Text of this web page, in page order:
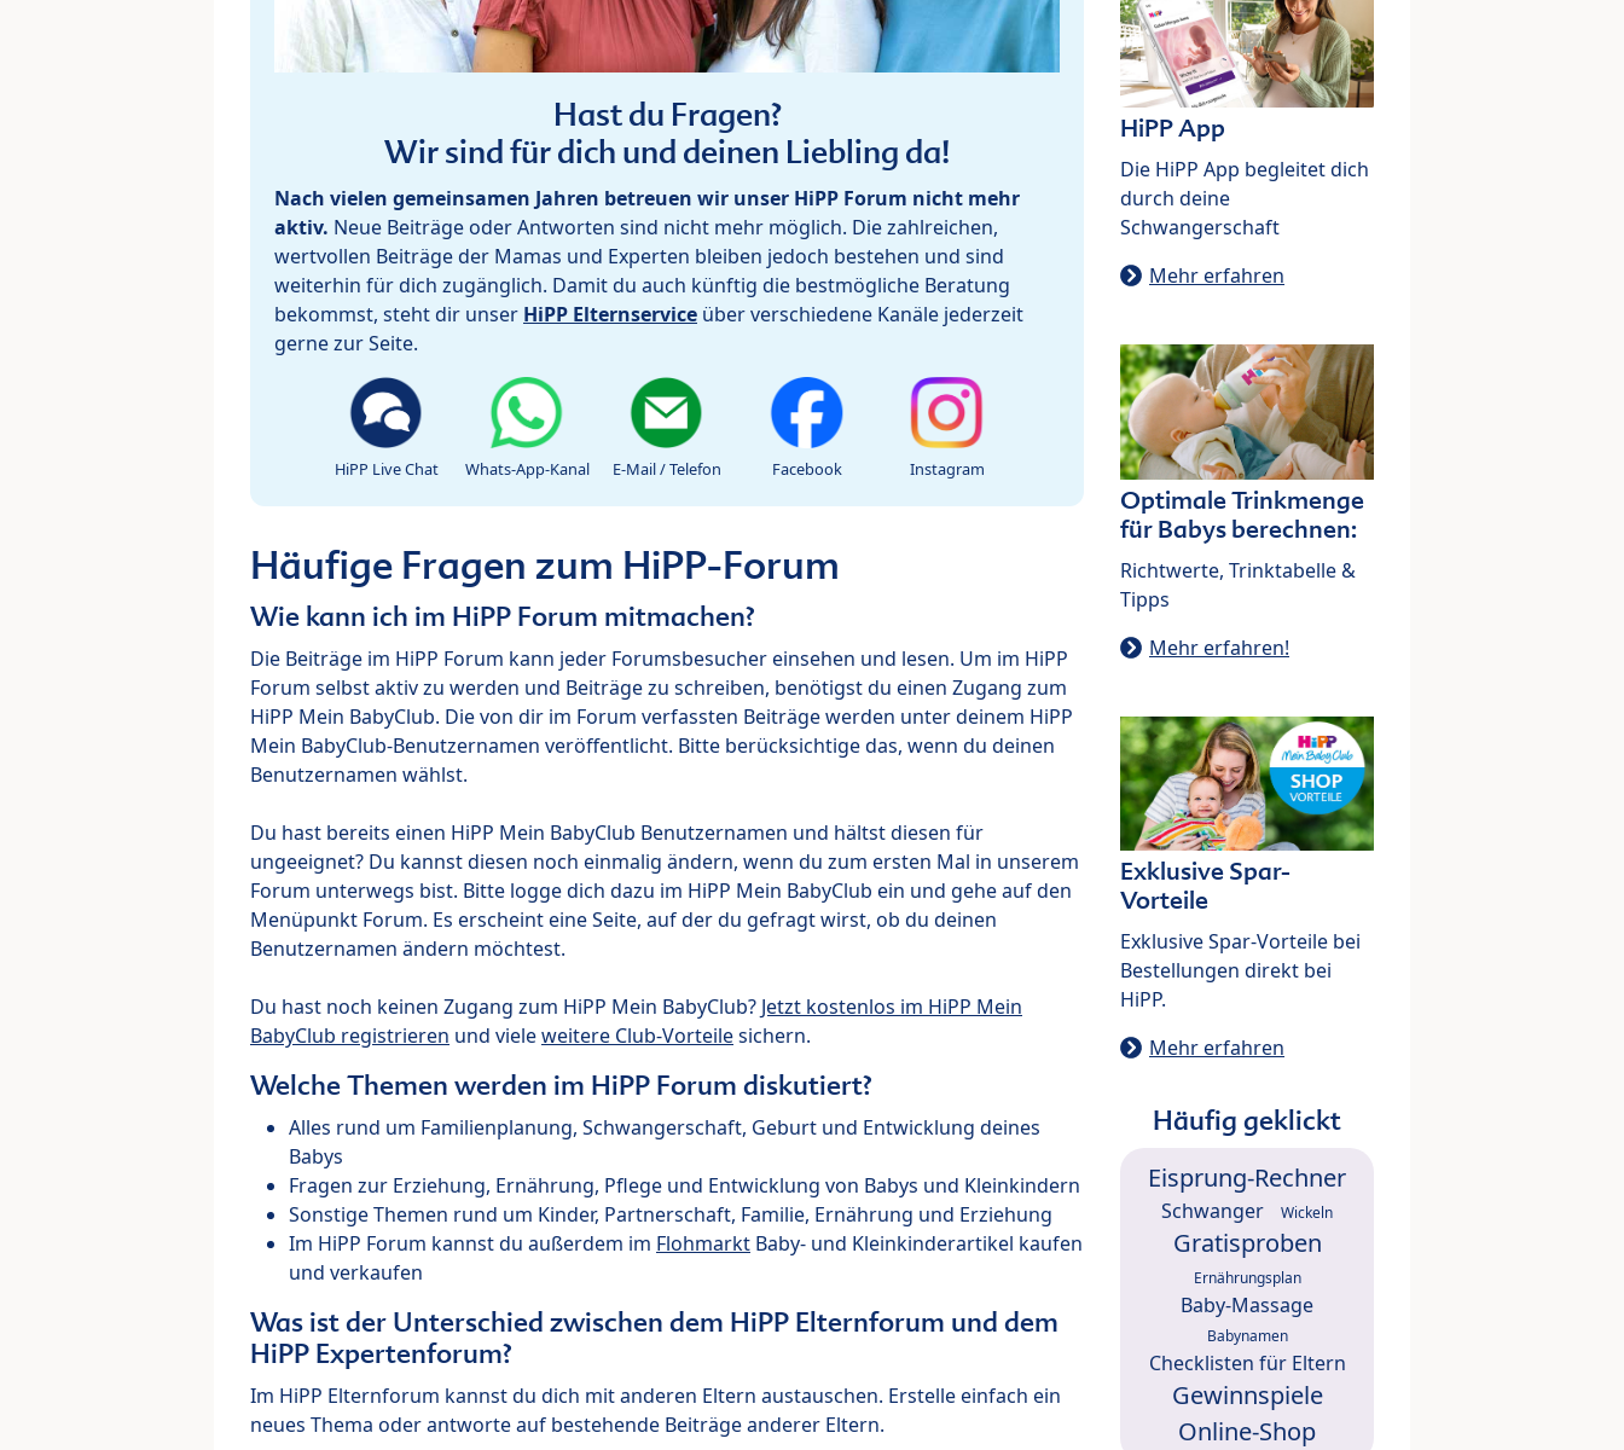
Hast du Fragen?
Wir sind für dich und deinen Liebling da!
Nach vielen gemeinsamen Jahren betreuen wir unser HiPP Forum nicht mehr
aktiv. Neue Beiträge oder Antworten sind nicht mehr möglich. Die zahlreichen,
wertvollen Beiträge der Mamas und Experten bleiben jedoch bestehen und sind
weiterhin für dich zugänglich. Damit du auch künftig die bestmögliche Beratung
bekommst, steht dir unser HiPP Elternservice über verschiedene Kanäle jederzeit
gerne zur Seite.
HiPP Live Chat Whats-App-Kanal E-Mail / Telefon Facebook Instagram
Häufige Fragen zum HiPP-Forum
Wie kann ich im HiPP Forum mitmachen?
Die Beiträge im HiPP Forum kann jeder Forumsbesucher einsehen und lesen. Um im HiPP
Forum selbst aktiv zu werden und Beiträge zu schreiben, benötigst du einen Zugang zum
HiPP Mein BabyClub. Die von dir im Forum verfassten Beiträge werden unter deinem HiPP
Mein BabyClub-Benutzernamen veröffentlicht. Bitte berücksichtige das, wenn du deinen
Benutzernamen wählst.
Du hast bereits einen HiPP Mein BabyClub Benutzernamen und hältst diesen für
ungeeignet? Du kannst diesen noch einmalig ändern, wenn du zum ersten Mal in unserem
Forum unterwegs bist. Bitte logge dich dazu im HiPP Mein BabyClub ein und gehe auf den
Menüpunkt Forum. Es erscheint eine Seite, auf der du gefragt wirst, ob du deinen
Benutzernamen ändern möchtest.
Du hast noch keinen Zugang zum HiPP Mein BabyClub? Jetzt kostenlos im HiPP Mein
BabyClub registrieren und vieleweitere Club-Vorteilesichern.
Welche Themen werden im HiPP Forum diskutiert?
Alles rund um Familienplanung, Schwangerschaft, Geburt und Entwicklung deines
Babys
Fragen zur Erziehung, Ernährung, Pflege und Entwicklung von Babys und Kleinkindern
Sonstige Themen rund um Kinder, Partnerschaft, Familie, Ernährung und Erziehung
Im HiPP Forum kannst du außerdem im Flohmarkt Baby- und Kleinkinderartikel kaufen
und verkaufen
Was ist der Unterschied zwischen dem HiPP Elternforum und dem
HiPP Expertenforum?
Im HiPP Elternforum kannst du dich mit anderen Eltern austauschen. Erstelle einfach ein
neues Thema oder antworte auf bestehende Beiträge anderer Eltern.
HiPP App
Die HiPP App begleitet dich
durch deine
Schwangerschaft
Mehr erfahren
Optimale Trinkmenge
für Babys berechnen:
Richtwerte, Trinktabelle &
Tipps
Mehr erfahren!
Exklusive Spar-
Vorteile
Exklusive Spar-Vorteile bei
Bestellungen direkt bei
HiPP.
Mehr erfahren
Häufig geklickt
Eisprung-Rechner
Schwanger Wickeln
Gratisproben
Ernährungsplan
Baby-Massage
Babynamen
Checklisten für Eltern
Gewinnspiele
Online-Shop